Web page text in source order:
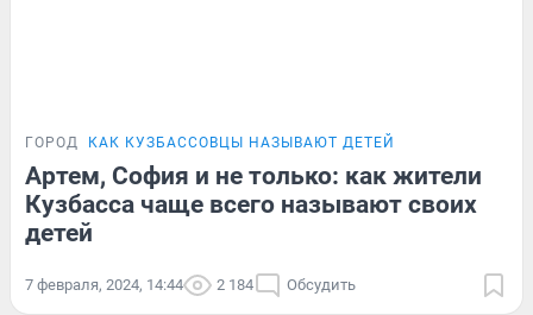
ГОРОД КАК КУЗБАССОВЦЫ НАЗЫВАЮТ ДЕТЕЙ
Артем, София и не только: как жители
Кузбасса чаще всего называют своих
детей
7 февраля, 2024, 14:44 2 184 Обсудить